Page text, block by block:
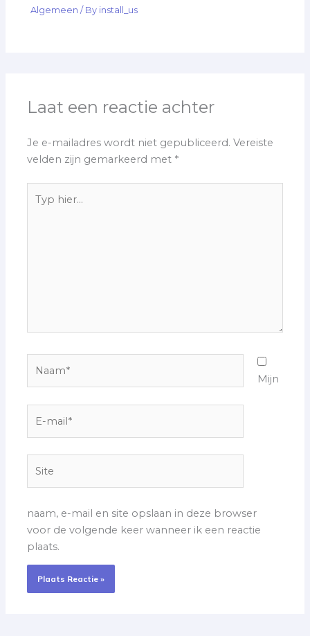
Algemeen / By install_us
Laat een reactie achter
Je e-mailadres wordt niet gepubliceerd. Vereiste
velden zijn gemarkeerd met *
hier...
mail*
Mijn
naam, e-mail en site opslaan in deze browser
voor de volgende keer wanneer ik een reactie
plaats.